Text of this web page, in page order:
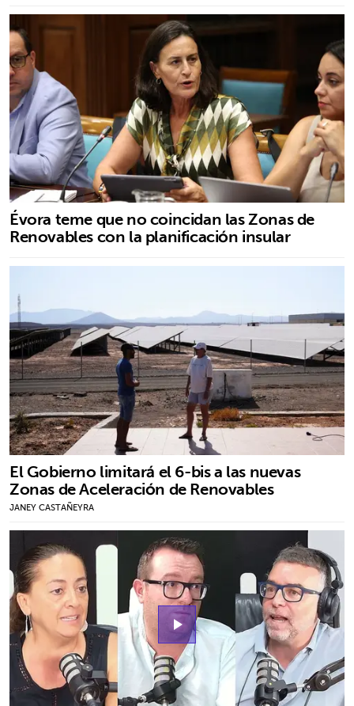
Évora teme que no coincidan las Zonas de
Renovables con la planificación insular
El Gobierno limitará el 6-bis a las nuevas
Zonas de Aceleración de Renovables
JANEY CASTAÑEYRA
play_arrow